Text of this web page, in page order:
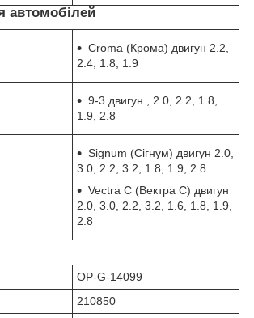
автомобілей
Croma (Крома) двигун 2.2,
2.4, 1.8, 1.9
9-3 двигун , 2.0, 2.2, 1.8,
1.9, 2.8
Signum (Сігнум) двигун 2.0,
3.0, 2.2, 3.2, 1.8, 1.9, 2.8
Vectra C (Вектра С) двигун
2.0, 3.0, 2.2, 3.2, 1.6, 1.8, 1.9,
2.8
OP-G-14099
210850